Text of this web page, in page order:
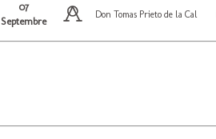
07
Septembre
Don Tomas Prieto de la Cal